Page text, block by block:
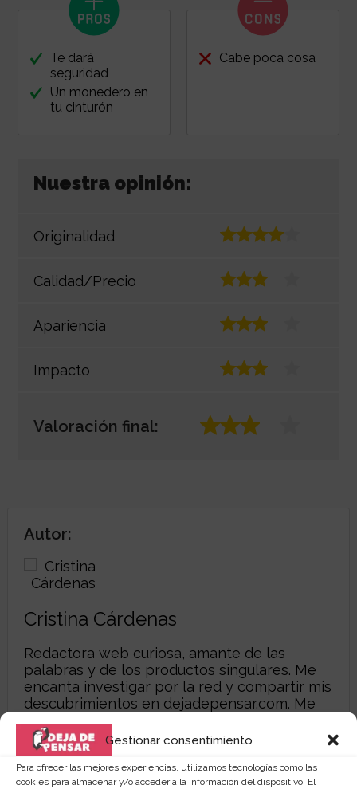
Gestionar consentimiento
Para ofrecer las mejores experiencias, utilizamos tecnologías como las
cookies para almacenar y/o acceder a la información del dispositivo. El
Te dará
seguridad
Un monedero en
tu cinturón
Cabe poca cosa
Nuestra opinión:
Originalidad
Calidad/Precio
Apariencia
Impacto
Valoración final:
Autor:
Cristina Cárdenas
Redactora web curiosa, amante de las
palabras y de los productos singulares. Me
encanta investigar por la red y compartir mis
descubrimientos en dejadepensar.com. Me
gusta el mar y disfrutar de la vida.